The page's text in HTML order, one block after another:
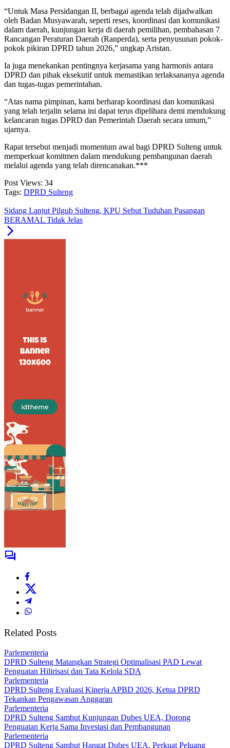
“Untuk Masa Persidangan II, berbagai agenda telah dijadwalkan
oleh Badan Musyawarah, seperti reses, koordinasi dan komunikasi
dalam daerah, kunjungan kerja di daerah pemilihan, pembahasan 7
Rancangan Peraturan Daerah (Ranperda), serta penyusunan pokok-
pokok pikiran DPRD tahun 2026,” ungkap Aristan.
Ia juga menekankan pentingnya kerjasama yang harmonis antara
DPRD dan pihak eksekutif untuk memastikan terlaksananya agenda
dan tugas-tugas pemerintahan.
“Atas nama pimpinan, kami berharap koordinasi dan komunikasi
yang telah terjalin selama ini dapat terus dipelihara demi mendukung
kelancaran tugas DPRD dan Pemerintah Daerah secara umum,”
ujarnya.
Rapat tersebut menjadi momentum awal bagi DPRD Sulteng untuk
memperkuat komitmen dalam mendukung pembangunan daerah
melalui agenda yang telah direncanakan.***
Post Views: 34
Tags: DPRD Sulteng
Sidang Lanjut Pilgub Sulteng, KPU Sebut Tuduhan Pasangan
BERAMAL Tidak Jelas
Related Posts
Parlementeria
DPRD Sulteng Matangkan Strategi Optimalisasi PAD Lewat
Penguatan Hilirisasi dan Tata Kelola SDA
Parlementeria
DPRD Sulteng Evaluasi Kinerja APBD 2026, Ketua DPRD
Tekankan Pengawasan Anggaran
Parlementeria
DPRD Sulteng Sambut Kunjungan Dubes UEA, Dorong
Penguatan Kerja Sama Investasi dan Pembangunan
Parlementeria
DPRD Sulteng Sambut Hangat Dubes UEA, Perkuat Peluang